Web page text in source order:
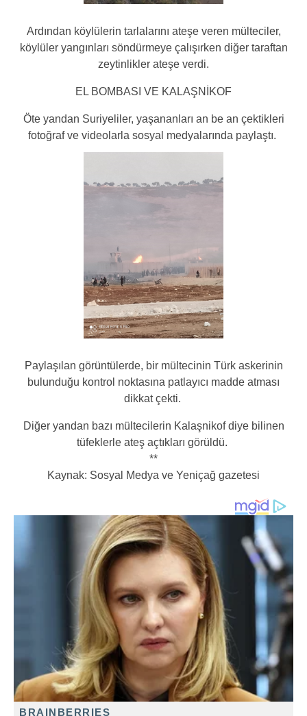
Ardından köylülerin tarlalarını ateşe veren mülteciler,
köylüler yangınları söndürmeye çalışırken diğer taraftan
zeytinlikler ateşe verdi.
EL BOMBASI VE KALAŞNİKOF
Öte yandan Suriyeliler, yaşananları an be an çektikleri
fotoğraf ve videolarla sosyal medyalarında paylaştı.
Paylaşılan görüntülerde, bir mültecinin Türk askerinin
bulunduğu kontrol noktasına patlayıcı madde atması
dikkat çekti.
Diğer yandan bazı mültecilerin Kalaşnikof diye bilinen
tüfeklerle ateş açtıkları görüldü.
**
Kaynak: Sosyal Medya ve Yeniçağ gazetesi